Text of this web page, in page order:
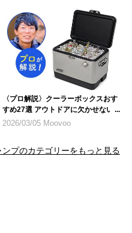
〈プロ解説〉クーラーボックスおす
すめ27選 アウトドアに欠かせない
キャンプギア
2026/03/05 Moovoo
ンプのカテゴリーをもっと見る